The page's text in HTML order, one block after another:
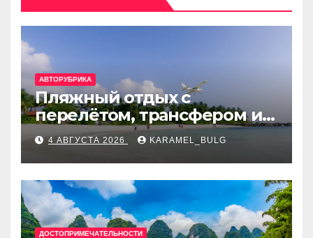
АВТОРУБРИКА
Пляжный отдых с
перелётом, трансфером и
отелем на Мальдивах, в
Турции, Греции, Таиланде
и Европе
4 АВГУСТА 2026 KARAMEL_BULG
ДОСТОПРИМЕЧАТЕЛЬНОСТИ